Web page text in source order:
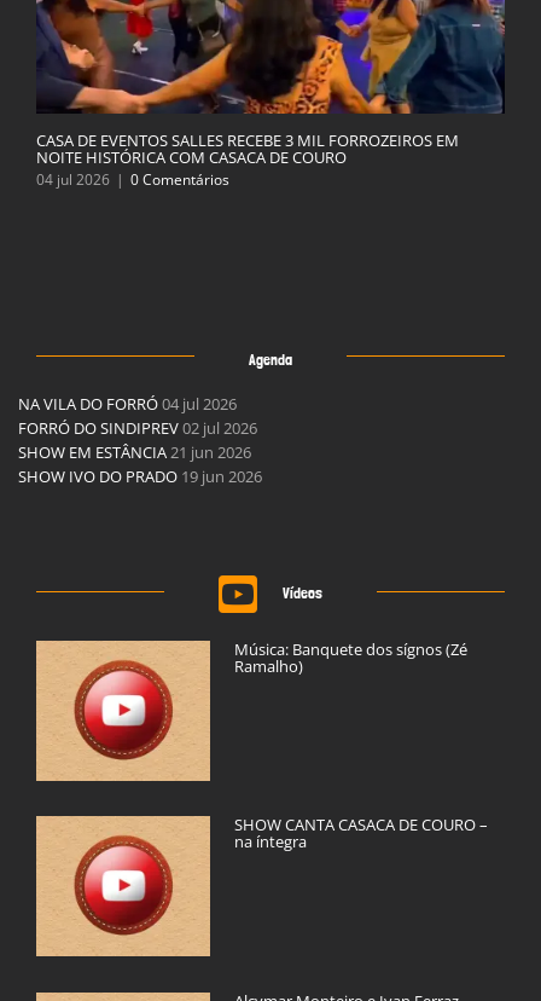
CASA DE EVENTOS SALLES RECEBE 3 MIL FORROZEIROS EM
NOITE HISTÓRICA COM CASACA DE COURO
04 jul 2026 | 0 Comentários
Agenda
NA VILA DO FORRÓ04 jul 2026
FORRÓ DO SINDIPREV02 jul 2026
SHOW EM ESTÂNCIA21 jun 2026
SHOW IVO DO PRADO 19 jun 2026
Vídeos
Música: Banquete dos sígnos (Zé
Ramalho)
SHOW CANTA CASACA DE COURO –
na íntegra